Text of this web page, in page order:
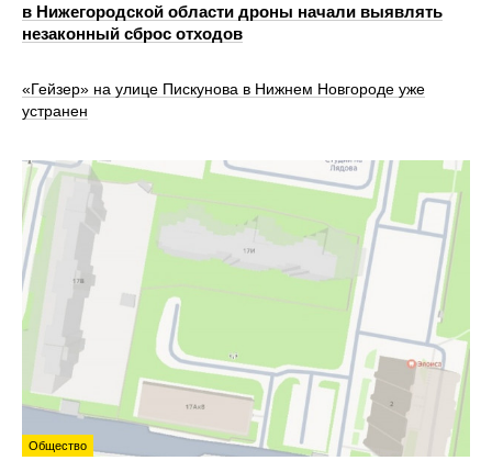
в Нижегородской области дроны начали выявлять
незаконный сброс отходов
«Гейзер» на улице Пискунова в Нижнем Новгороде уже
устранен
Общество